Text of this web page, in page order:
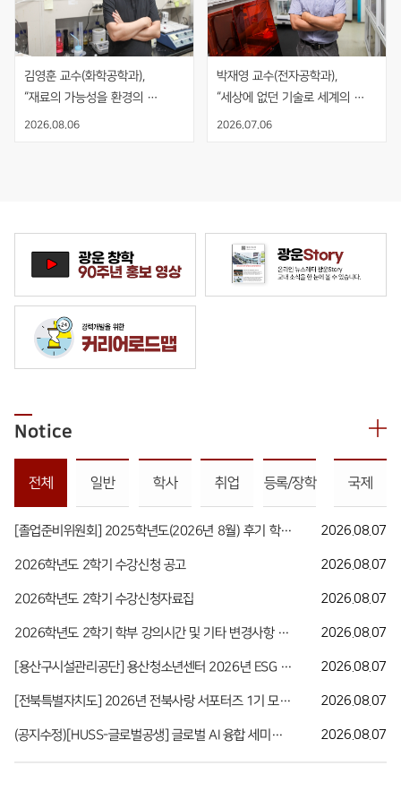
김영훈 교수(화학공학과),
“재료의 가능성을 환경의
해법으로, 기술의 시작과 끝을
2026.08.06
박재영 교수(전자공학과),
“세상에 없던 기술로 세계의
기준을 만들다”
2026.07.06
Notice
전체
[졸업준비위원회] 2025학년도(2026년 8월) 후기 학위수여 학사복 대여 및 상시 대여 안내 2026.08.07
2026학년도 2학기 수강신청 공고 2026.08.07
2026학년도 2학기 수강신청자료집 2026.08.07
2026학년도 2학기 학부 강의시간 및 기타 변경사항 안내 2026.08.07
[용산구시설관리공단] 용산청소년센터 2026년 ESG 축제 기획단 모집 2026.08.07
[전북특별자치도] 2026년 전북사랑 서포터즈 1기 모집 안내 2026.08.07
(공지수정)[HUSS-글로벌공생] 글로벌 AI 융합 세미나(Human-AI Collaboration in Transdisciplinary Studies 특강) 안내 2026.08.07
일반 학사 취업 등록/장학 국제